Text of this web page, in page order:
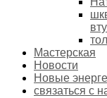
Мастерская
Новости
Новые
связаться с